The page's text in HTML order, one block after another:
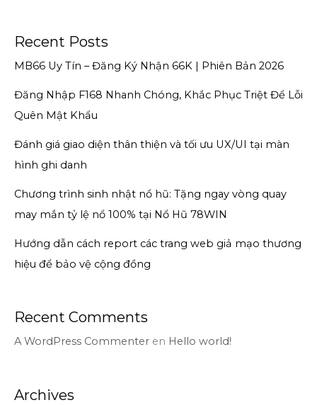
Recent Posts
MB66 Uy Tín – Đăng Ký Nhận 66K | Phiên Bản 2026
Đăng Nhập F168 Nhanh Chóng, Khắc Phục Triệt Để Lỗi
Quên Mật Khẩu
Đánh giá giao diện thân thiện và tối ưu UX/UI tại màn
hình ghi danh
Chương trình sinh nhật nổ hũ: Tặng ngay vòng quay
may mắn tỷ lệ nổ 100% tại Nổ Hũ 78WIN
Hướng dẫn cách report các trang web giả mạo thương
hiệu để bảo vệ cộng đồng
Recent Comments
A WordPress Commenter en Hello world!
Archives